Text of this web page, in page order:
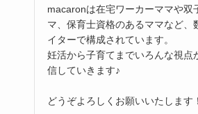
macaronは在宅ワーカーママや双
マ、保育士資格のあるママなど、
イターで構成されています。
妊活から子育てまでいろんな視点
信していきます♪
どうぞよろしくお願いいたします！